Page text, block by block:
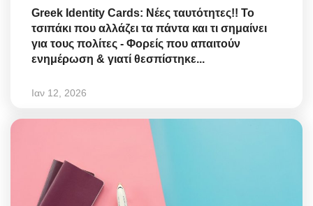
Greek Identity Cards: Νέες ταυτότητες!! Το
τσιπάκι που αλλάζει τα πάντα και τι σημαίνει
για τους πολίτες - Φορείς που απαιτούν
ενημέρωση & γιατί θεσπίστηκε...
Ιαν 12, 2026